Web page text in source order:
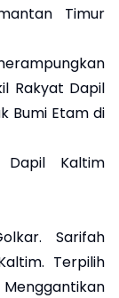
Timur
Rakyat Dapil
Bumi Etam di
Kaltim
Sarifah
Terpilih